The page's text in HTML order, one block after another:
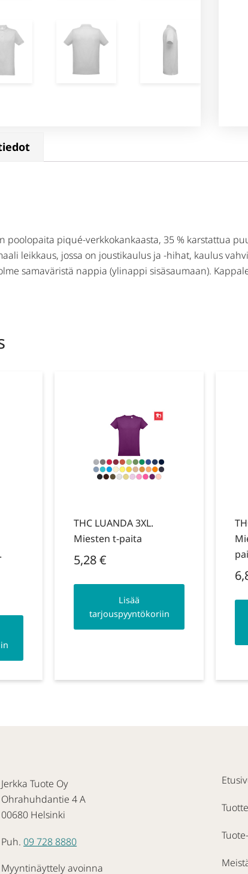
poolopaita piqué-verkkokankaasta, 35 % karstattua
leikkaus, jossa on joustikaulus ja -hihat, kaulus
samaväristä nappia (ylinappi sisäsaumaan).
THC LUANDA 3XL.
Miesten t-paita
5,28€
Lisää
tarjouspyyntökoriin
Jerkka Tuote Oy
Ohrahuhdantie 4 A
00680 Helsinki
Puh. 09 728 8880
Myyntinäyttely avoinna